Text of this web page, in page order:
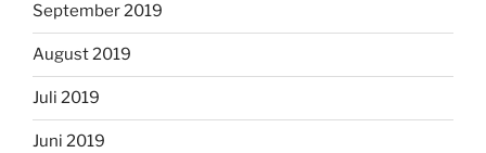
September 2019
August 2019
Juli 2019
Juni 2019